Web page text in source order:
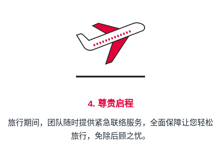
4. 尊贵启程
旅行期间，团队随时提供紧急联络服务，全面保障让您轻松
旅行，免除后顾之忧。